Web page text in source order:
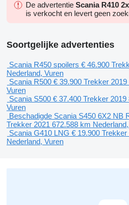
De advertentie Scania R410
is verkocht en levert geen
Soortgelijke advertenties
Scania R450 spoilers € 46.900
Nederland, Vuren
Scania R500 € 39.900 Trekker 2019
Vuren
Scania S500 € 37.400 Trekker 2019
Vuren
Beschadigde Scania S450 6X2 NB
Trekker 2021 672.588 km
Scania G410 LNG € 19.900 Trekker
Nederland, Vuren